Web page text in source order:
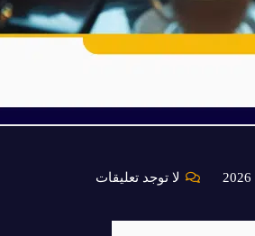
لا توجد تعليقات